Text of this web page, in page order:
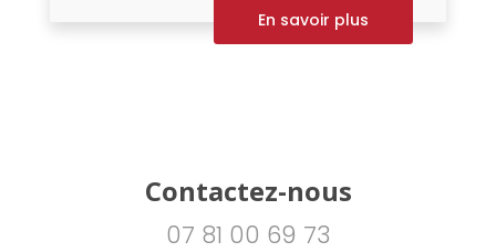
En savoir plus
Contactez-nous
07 81 00 69 73